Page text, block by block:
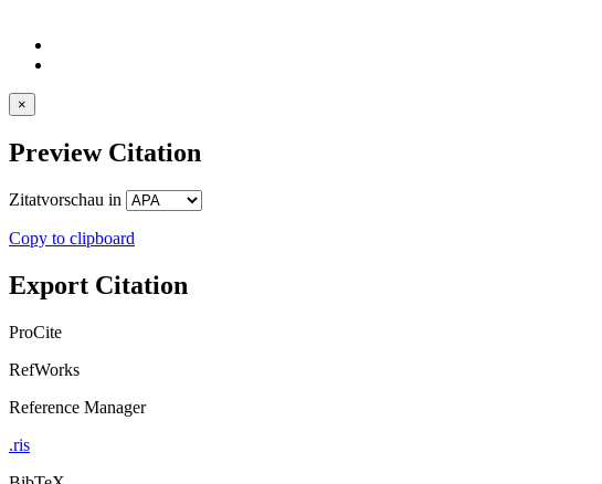
×
Preview Citation
Zitatvorschau in
Copy to clipboard
Export Citation
ProCite
RefWorks
Reference Manager
.ris